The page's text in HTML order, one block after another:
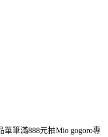
單筆滿888元抽Mio gogoro專